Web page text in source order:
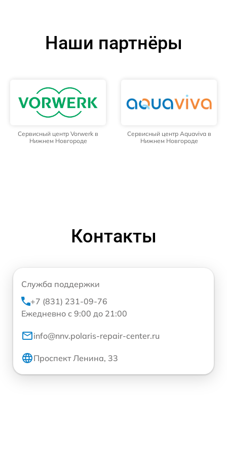
Наши партнёры
Сервисный центр Vorwerk в
Нижнем Новгороде
Сервисный центр Aquaviva в
Нижнем Новгороде
Контакты
Служба поддержки
+7 (831) 231-09-76
Ежедневно с 9:00 до 21:00
info@nnv.polaris-repair-center.ru
Проспект Ленина, 33